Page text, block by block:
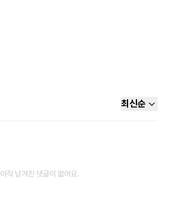
최신순
아직 남겨진 댓글이 없어요.